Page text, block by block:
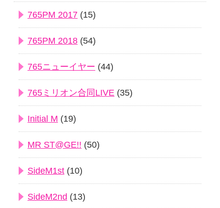
765PM 2017 (15)
765PM 2018 (54)
765ニューイヤー (44)
765ミリオン合同LIVE (35)
Initial M (19)
MR ST@GE!! (50)
SideM1st (10)
SideM2nd (13)